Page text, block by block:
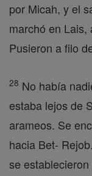
por Micah, y el
marchó en Lais,
Pusieron a filo
28 No había
estaba lejos de
arameos. Se
hacia Bet-
se